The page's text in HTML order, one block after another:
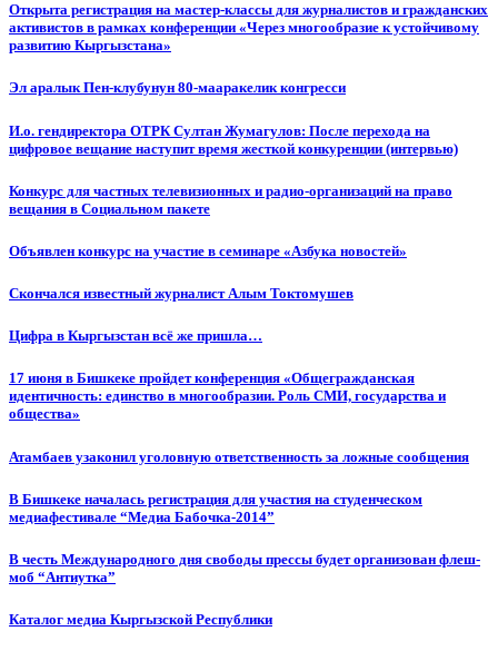
Открыта регистрация на мастер-классы для журналистов и гражданских
активистов в рамках конференции «Через многообразие к устойчивому
развитию Кыргызстана»
Эл аралык Пен-клубунун 80-мааракелик конгресси
И.о. гендиректора ОТРК Султан Жумагулов: После перехода на
цифровое вещание наступит время жесткой конкуренции (интервью)
Конкурс для частных телевизионных и радио-организаций на право
вещания в Социальном пакете
Объявлен конкурс на участие в семинаре «Азбука новостей»
Cкончался известный журналист Алым Токтомушев
Цифра в Кыргызстан всё же пришла…
17 июня в Бишкеке пройдет конференция «Общегражданская
идентичность: единство в многообразии. Роль СМИ, государства и
общества»
Атамбаев узаконил уголовную ответственность за ложные сообщения
В Бишкеке началась регистрация для участия на студенческом
медиафестивале “Медиа Бабочка-2014”
В честь Международного дня свободы прессы будет организован флеш-
моб “Антиутка”
Каталог медиа Кыргызской Республики